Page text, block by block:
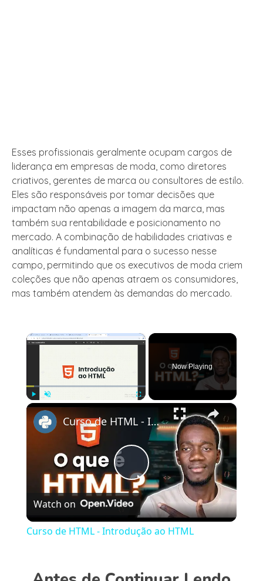
Esses profissionais geralmente ocupam cargos de
liderança em empresas de moda, como diretores
criativos, gerentes de marca ou consultores de estilo.
Eles são responsáveis por tomar decisões que
impactam não apenas a imagem da marca, mas
também sua rentabilidade e posicionamento no
mercado. A combinação de habilidades criativas e
analíticas é fundamental para o sucesso nesse
campo, permitindo que os executivos de moda criem
coleções que não apenas atraem os consumidores,
mas também atendem às demandas do mercado.
×
Now Playing
×
Play
Video
Curso de HTML - Introdução ao HTML
Watch on
Curso de HTML - Introdução ao HTML